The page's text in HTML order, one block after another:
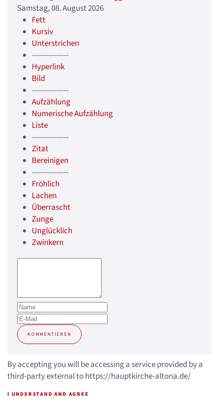
Samstag, 08. August 2026
Fett
Kursiv
Unterstrichen
---------------
Hyperlink
Bild
---------------
Aufzählung
Numerische Aufzählung
Liste
---------------
Zitat
Bereinigen
---------------
Fröhlich
Lachen
Überrascht
Zunge
Unglücklich
Zwinkern
KOMMENTIEREN
By accepting you will be accessing a service provided by a
third-party external to https://hauptkirche-altona.de/
I UNDERSTAND AND AGREE